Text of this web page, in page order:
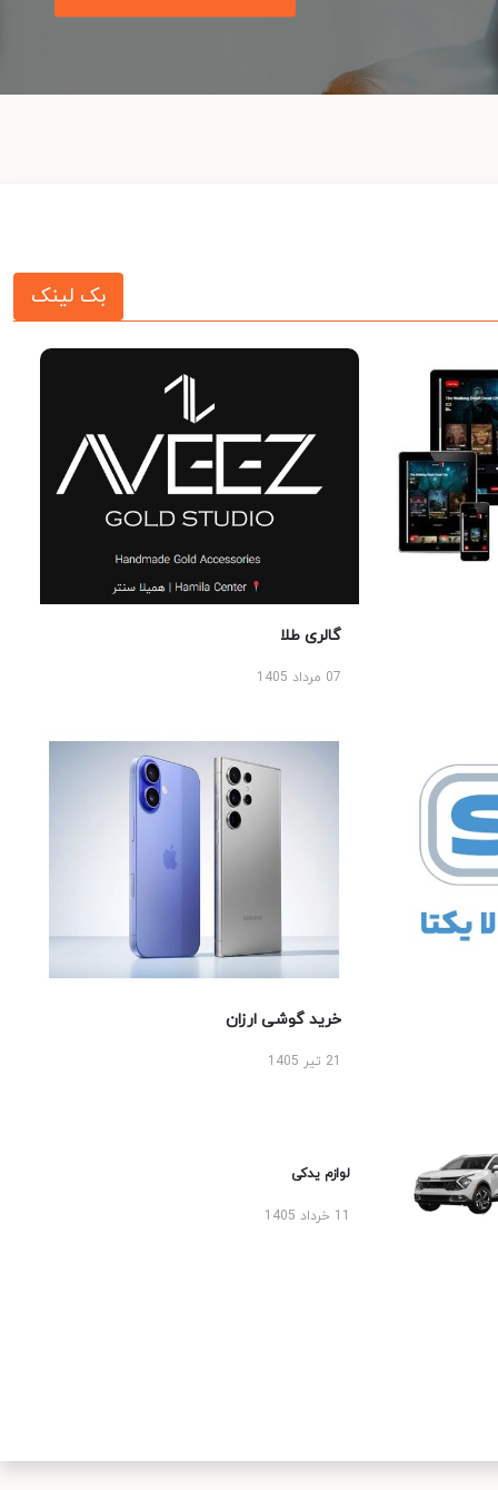
بک لینک
گالری طلا
07 مرداد 1405
خرید گوشی ارزان
لوازم یدکی